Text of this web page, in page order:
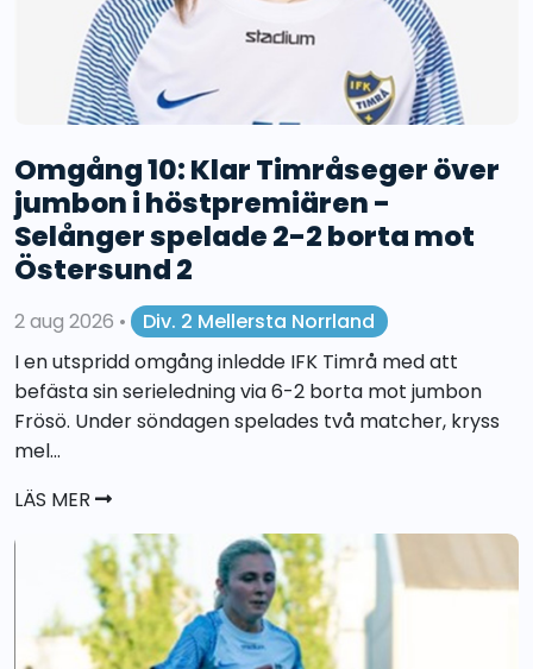
Omgång 10: Klar Timråseger över
jumbon i höstpremiären -
Selånger spelade 2-2 borta mot
Östersund 2
2 aug 2026 •
Div. 2 Mellersta Norrland
I en utspridd omgång inledde IFK Timrå med att
befästa sin serieledning via 6-2 borta mot jumbon
Frösö. Under söndagen spelades två matcher, kryss
mel...
LÄS MER